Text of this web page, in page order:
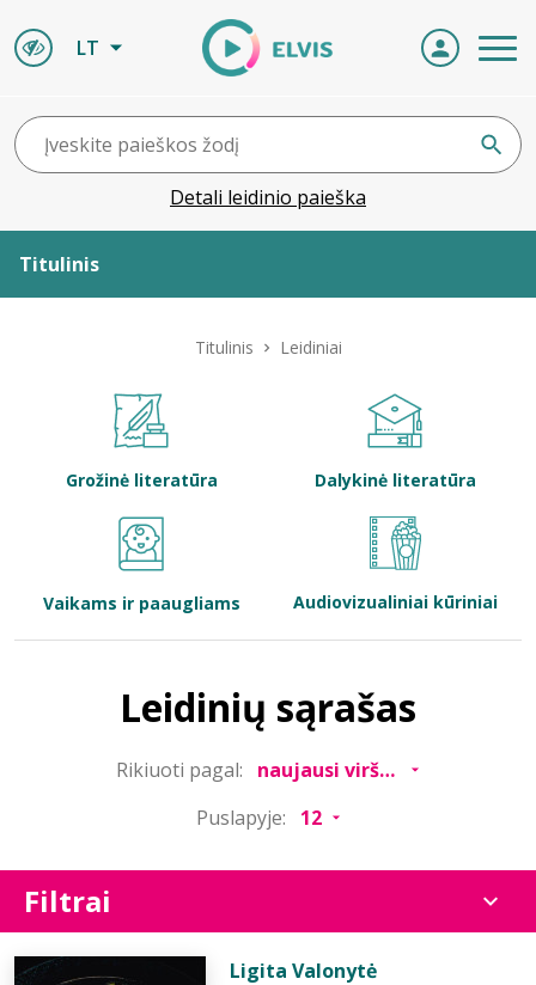
LT
Detali leidinio paieška
Titulinis
Bibliotekoms
Titulinis Leidiniai
Grožinė literatūra Dalykinė literatūra
Vaikams ir paaugliams Audiovizualiniai kūriniai
Leidinių sąrašas
Rikiuoti pagal:
Puslapyje:
Filtrai
Ligita Valonytė